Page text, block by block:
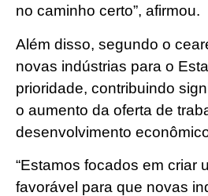
no caminho certo”, afirmou.
Além disso, segundo o
novas indústrias para o
prioridade, contribuindo
o aumento da oferta de
desenvolvimento
“Estamos focados em criar
favorável para que novas